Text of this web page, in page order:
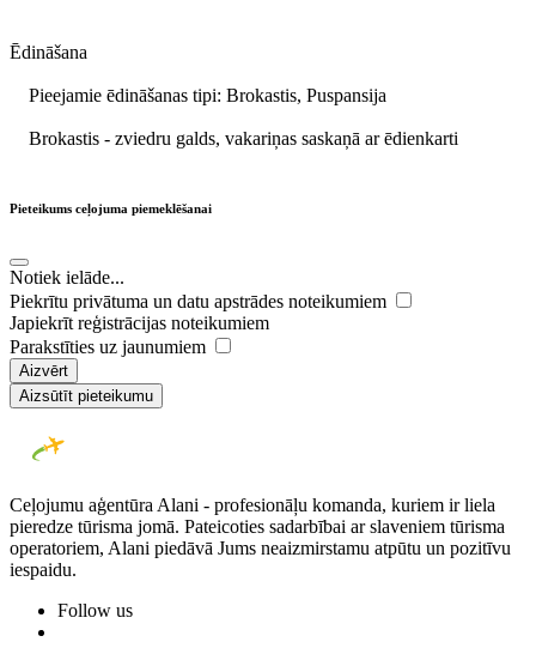
Ēdināšana
Pieejamie ēdināšanas tipi: Brokastis, Puspansija
Brokastis - zviedru galds, vakariņas saskaņā ar ēdienkarti
Pieteikums ceļojuma piemeklēšanai
Notiek ielāde...
Piekrītu privātuma un datu apstrādes noteikumiem
Japiekrīt reģistrācijas noteikumiem
Parakstīties uz jaunumiem
Aizvērt
Aizsūtīt pieteikumu
Ceļojumu aģentūra Alani - profesionāļu komanda, kuriem ir liela
pieredze tūrisma jomā. Pateicoties sadarbībai ar slaveniem tūrisma
operatoriem, Alani piedāvā Jums neaizmirstamu atpūtu un pozitīvu
iespaidu.
Follow us